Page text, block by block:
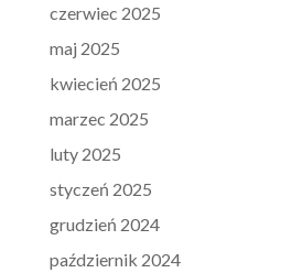
czerwiec 2025
maj 2025
kwiecień 2025
marzec 2025
luty 2025
styczeń 2025
grudzień 2024
październik 2024